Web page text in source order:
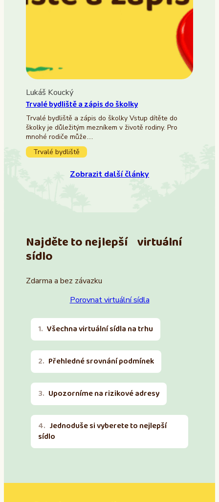
Lukáš Koucký
Trvalé bydliště a zápis do školky
Trvalé bydliště a zápis do školky Vstup dítěte do
školky je důležitým mezníkem v životě rodiny. Pro
mnohé rodiče může…
Trvalé bydliště
Zobrazit další články
Najděte to nejlepší virtuální
sídlo
Zdarma a bez závazku
Porovnat virtuální sídla
Všechna virtuální sídla na trhu
Přehledné srovnání podmínek
Upozorníme na rizikové adresy
Jednoduše si vyberete to nejlepší
sídlo